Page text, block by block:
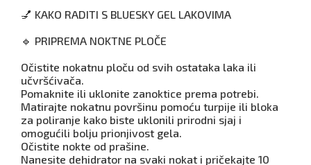
💅 KAKO RADITI S BLUESKY GEL LAKOVIMA
🔹 PRIPREMA NOKTNE PLOČE
Očistite nokatnu ploču od svih ostataka laka ili
učvršćivača.
Pomaknite ili uklonite zanoktice prema potrebi.
Matirajte nokatnu površinu pomoću turpije ili bloka
za poliranje kako biste uklonili prirodni sjaj i
omogućili bolju prionjivost gela.
Očistite nokte od prašine.
Nanesite dehidrator na svaki nokat i pričekajte 10